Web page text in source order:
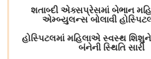
શતાબ્દી એક્સપ્રેસમાં બેભાન
એમ્બ્યુલન્સ બોલાવી
હોસ્પિટલમાં મહિલાએ સ્વસ્થ
બંનેની સ્થિતિ સારી